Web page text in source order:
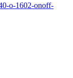
o-1602-onoff-